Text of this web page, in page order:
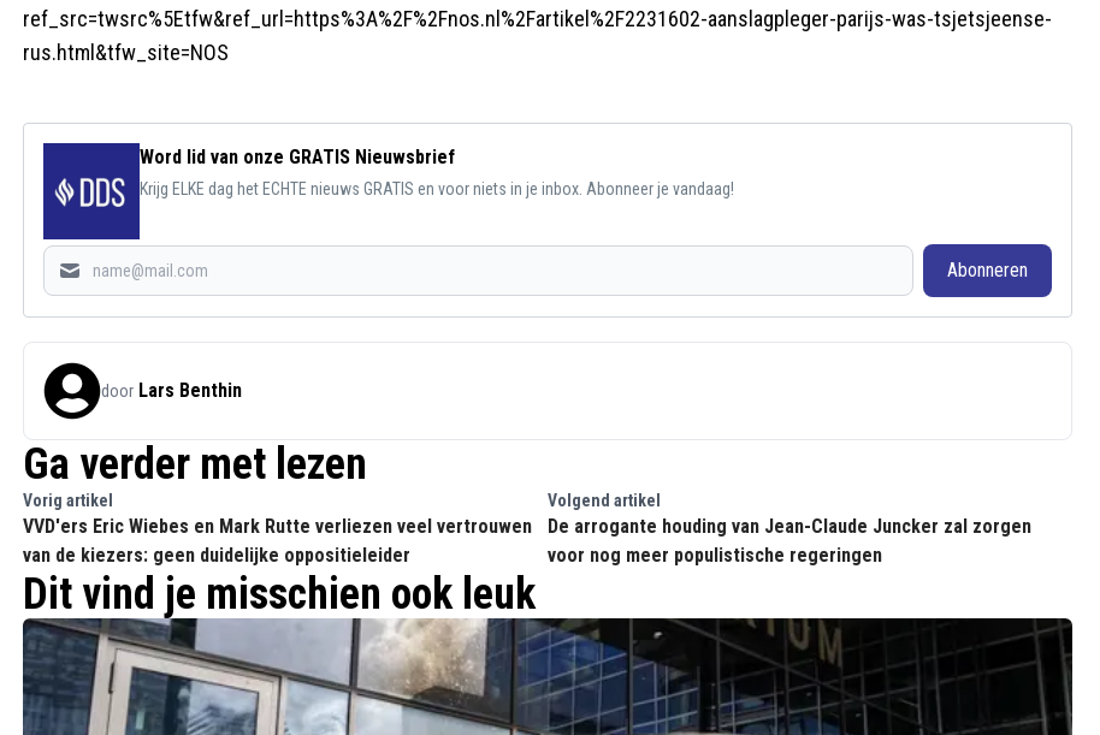
ref_src=twsrc%5Etfw&ref_url=https%3A%2F%2Fnos.nl%2Fartikel%2F2231602-aanslagpleger-parijs-was-tsjetsjeense-
rus.html&tfw_site=NOS
Word lid van onze GRATIS Nieuwsbrief
Krijg ELKE dag het ECHTE nieuws GRATIS en voor niets in je inbox. Abonneer je vandaag!
Abonneren
door Lars Benthin
Ga verder met lezen
Vorig artikel
VVD'ers Eric Wiebes en Mark Rutte verliezen veel vertrouwen
van de kiezers: geen duidelijke oppositieleider
Volgend artikel
De arrogante houding van Jean-Claude Juncker zal zorgen
voor nog meer populistische regeringen
Dit vind je misschien ook leuk